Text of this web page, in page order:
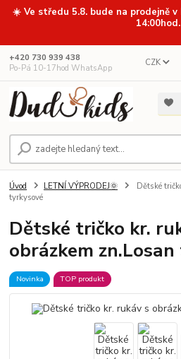
☀️ Ve středu 5.8. bude na prodejně
14:00hod.
CZK
+420 730 939 438
Po-Pá 10-17hod WhatsApp
Úvod LETNÍ VÝPRODEJ🌞
Dětské
tyrkysové
Dětské tričko kr.
obrázkem
Novinka TOP produkt